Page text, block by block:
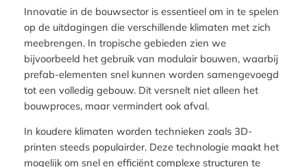
Innovatie in de bouwsector is essentieel om in te spelen
op de uitdagingen die verschillende klimaten met zich
meebrengen. In tropische gebieden zien we
bijvoorbeeld het gebruik van modulair bouwen, waarbij
prefab-elementen snel kunnen worden samengevoegd
tot een volledig gebouw. Dit versnelt niet alleen het
bouwproces, maar vermindert ook afval.
In koudere klimaten worden technieken zoals 3D-
printen steeds populairder. Deze technologie maakt het
mogelijk om snel en efficiënt complexe structuren te